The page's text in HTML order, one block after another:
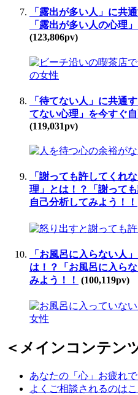
「露出が多い人」に共
「露出が多い人の心理
(123,806pv)
「待てない人」に共通
てない心理」を今すぐ
(119,031pv)
「謝っても許してくれ
理」とは！？「謝って
自己分析してみよう！！
「お風呂に入らない人
は！？「お風呂に入ら
みよう！！ (100,119pv)
＜メインコンテン
あなたの「心」お疲れ
よくご相談されるのは